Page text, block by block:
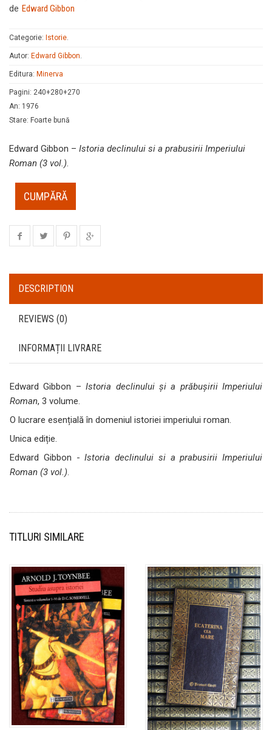
de Edward Gibbon
Categorie: Istorie.
Autor: Edward Gibbon.
Editura: Minerva
Pagini: 240+280+270
An: 1976
Stare: Foarte bună
Edward Gibbon – Istoria declinului si a prabusirii Imperiului
Roman (3 vol.).
CUMPĂRĂ
DESCRIPTION
REVIEWS (0)
INFORMAȚII LIVRARE
Edward Gibbon –Istoria declinului și a prăbușirii Imperiului
Roman, 3 volume.
O lucrare esențială în domeniul istoriei imperiului roman.
Unica ediție.
Edward Gibbon -Istoria declinului si a prabusirii Imperiului
Roman (3 vol.).
TITLURI SIMILARE